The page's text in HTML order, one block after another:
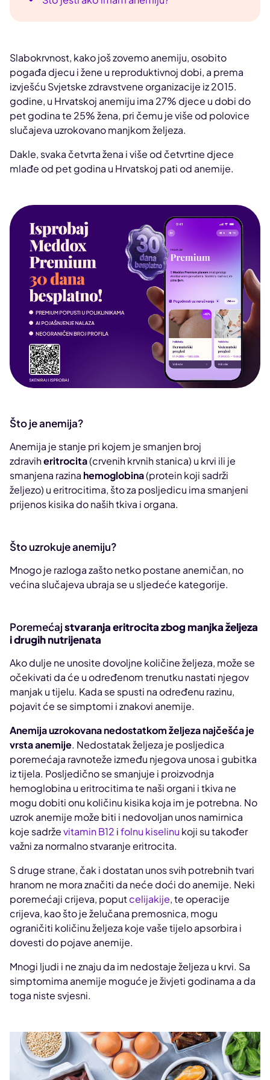
Slabokrvnost, kako još zovemo anemiju, osobito
pogađa djecu i žene u reproduktivnoj dobi, a prema
izvješću Svjetske zdravstvene organizacije iz 2015.
godine, u Hrvatskoj anemiju ima 27% djece u dobi do
pet godina te 25% žena, pri čemu je više od polovice
slučajeva uzrokovano manjkom željeza.
Dakle, svaka četvrta žena i više od četvrtine djece
mlađe od pet godina u Hrvatskoj pati od anemije.
Što je anemija?
Anemija je stanje pri kojem je smanjen broj
zdraviheritrocita(crvenih krvnih stanica) u krvi ili je
smanjena razina hemoglobina(protein koji sadrži
željezo) u eritrocitima, što za posljedicu ima smanjeni
prijenos kisika do naših tkiva i organa.
Što uzrokuje anemiju?
Mnogo je razloga zašto netko postane anemičan, no
većina slučajeva ubraja se u sljedeće kategorije.
Poremećajstvaranja eritrocita zbog manjka željeza
i drugih nutrijenata
Ako dulje ne unosite dovoljne količine željeza, može se
očekivati da će u određenom trenutku nastati njegov
manjak u tijelu. Kada se spusti na određenu razinu,
pojavit će se simptomi i znakovi anemije.
Anemija uzrokovana nedostatkom željeza najčešća je
vrsta anemije. Nedostatak željeza je posljedica
poremećaja ravnoteže između njegova unosa i gubitka
iz tijela. Posljedično se smanjuje i proizvodnja
hemoglobina u eritrocitima te naši organi i tkiva ne
mogu dobiti onu količinu kisika koja im je potrebna. No
uzrok anemije može biti i nedovoljan unos namirnica
koje sadrževitamin B12 ifolnu kiselinu koji su također
važni za normalno stvaranje eritrocita.
S druge strane, čak i dostatan unos svih potrebnih tvari
hranom ne mora značiti da neće doći do anemije. Neki
poremećaji crijeva, poputcelijakije, te operacije
crijeva, kao što je želučana premosnica, mogu
ograničiti količinu željeza koje vaše tijelo apsorbira i
dovesti do pojave anemije.
Mnogi ljudi i ne znaju da im nedostaje željeza u krvi. Sa
simptomima anemije moguće je živjeti godinama a da
toga niste svjesni.